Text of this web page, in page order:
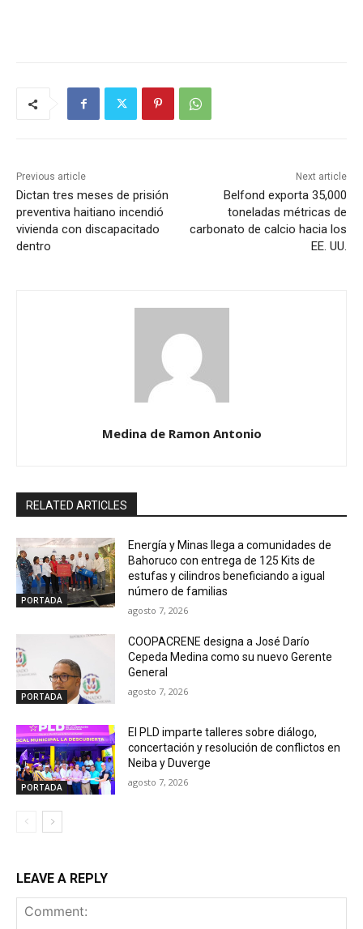
Previous article
Dictan tres meses de prisión
preventiva haitiano incendió
vivienda con discapacitado
dentro
Next article
Belfond exporta 35,000
toneladas métricas de
carbonato de calcio hacia los
EE. UU.
Medina de Ramon Antonio
RELATED ARTICLES
PORTADA
Energía y Minas llega a comunidades de
Bahoruco con entrega de 125 Kits de
estufas y cilindros beneficiando a igual
número de familias
agosto 7, 2026
PORTADA
COOPACRENE designa a José Darío
Cepeda Medina como su nuevo Gerente
General
agosto 7, 2026
PORTADA
El PLD imparte talleres sobre diálogo,
concertación y resolución de conflictos en
Neiba y Duverge
agosto 7, 2026
LEAVE A REPLY